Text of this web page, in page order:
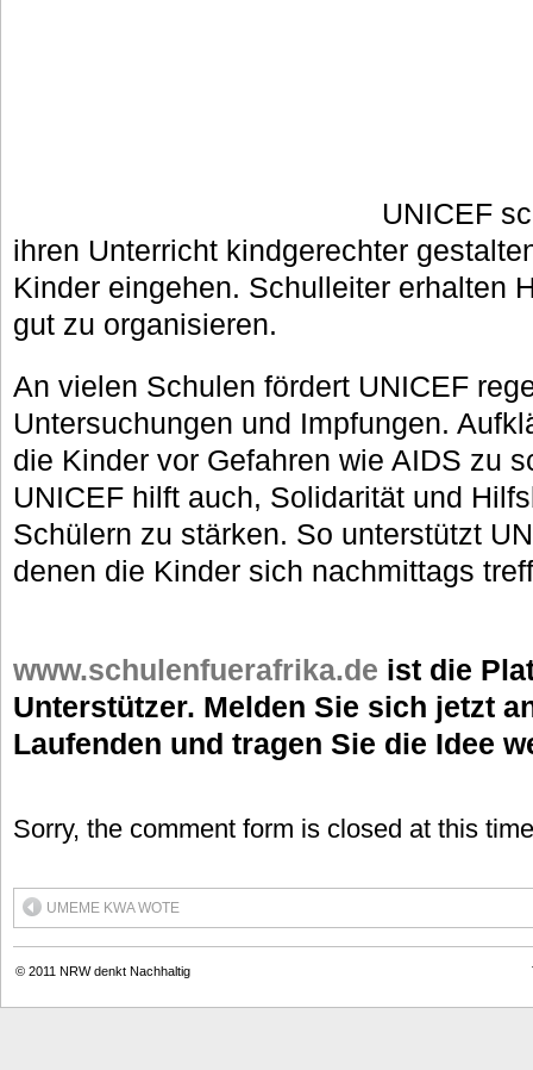
UNICEF
ihren Unterricht kindgerechter
Kinder eingehen. Schulleiter erhalten
gut zu organisieren.
An vielen Schulen fördert UNICEF
Untersuchungen und Impfungen.
die Kinder vor Gefahren wie AIDS zu
UNICEF hilft auch, Solidarität und
Schülern zu stärken. So unterstützt
denen die Kinder sich nachmittags
www.schulenfuerafrika.de ist die
Unterstützer. Melden Sie sich jetzt
Laufenden und tragen Sie die Idee
Sorry, the comment form is closed at this
UMEME KWA WOTE
© 2011 NRW denkt Nachhaltig